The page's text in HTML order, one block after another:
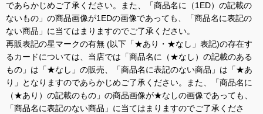
であらかじめご了承ください。また、「商品名に（1ED）の記載の
ないもの」の商品画像が1EDの画像であっても、「商品名に表記の
ない商品」に当てはまりますのでご了承ください。
再販表記の星マークの有無 (以下「★あり・★なし」表記)の存在す
るカードについては、当店では「商品名に（★なし）の記載のある
もの」は「★なし」の販売、「商品名に表記のない商品」は「★あ
り」となりますのであらかじめご了承ください。また、「商品名に
（★あり）の記載のもの」の商品画像が★なしの画像であっても、
「商品名に表記のない商品」に当てはまりますのでご了承くださ